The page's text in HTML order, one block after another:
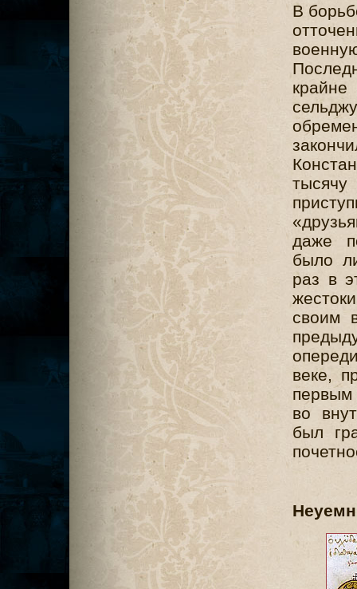
В
даже
было
раз в
своим
веке,
первым
во
был